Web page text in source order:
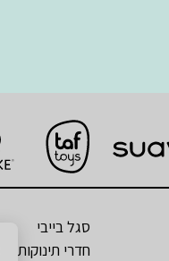
סגל בייבי
חדרי תינוקות